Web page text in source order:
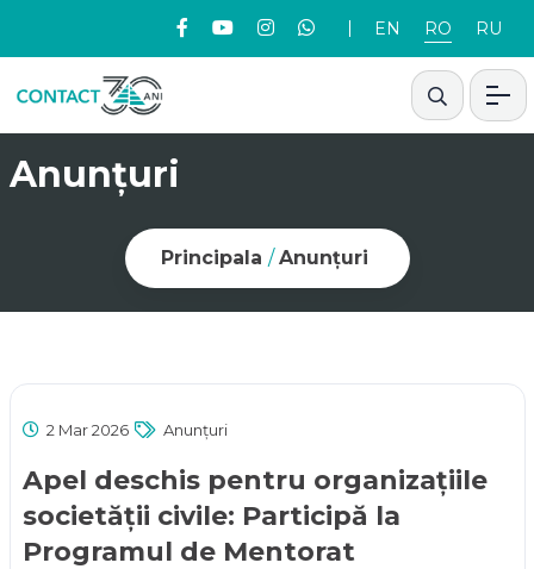
EN RO RU
Anunțuri
Principala /Anunțuri
2 Mar 2026 Anunțuri
Apel deschis pentru organizațiile
societății civile: Participă la
Programul de Mentorat